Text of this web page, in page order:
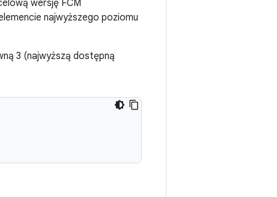
wersję FCM
najwyższego poziomu
3 (najwyższą dostępną